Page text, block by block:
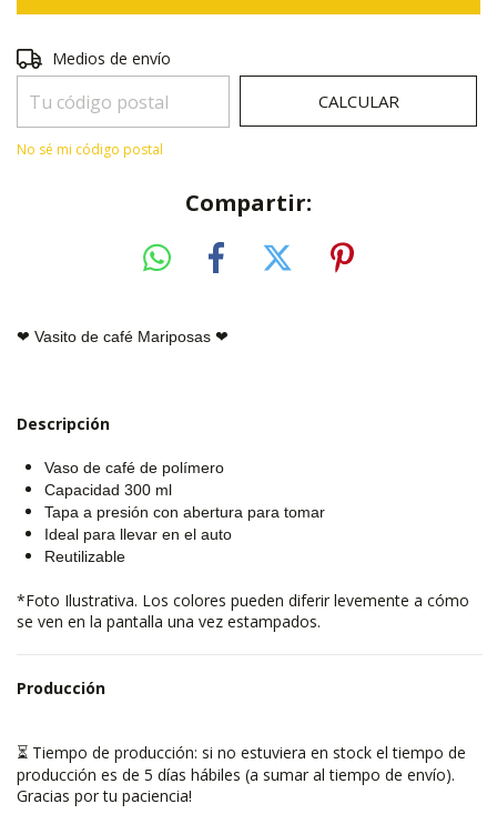
Entregas para el CP:
Medios de envío
CALCULAR
No sé mi código postal
Compartir:
❤ Vasito de café Mariposas ❤
Descripción
Vaso de café de polímero
Capacidad 300 ml
Tapa a presión con abertura para tomar
Ideal para llevar en el auto
Reutilizable
*Foto Ilustrativa. Los colores pueden diferir levemente a cómo
se ven en la pantalla una vez estampados.
Producción
⏳ Tiempo de producción: si no estuviera en stock el tiempo de
producción es de 5 días hábiles (a sumar al tiempo de envío).
Gracias por tu paciencia!